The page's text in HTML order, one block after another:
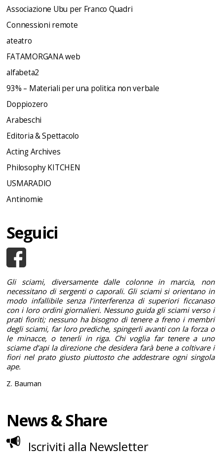
Associazione Ubu per Franco Quadri
Connessioni remote
ateatro
FATAMORGANA web
alfabeta2
93% – Materiali per una politica non verbale
Doppiozero
Arabeschi
Editoria & Spettacolo
Acting Archives
Philosophy KITCHEN
USMARADIO
Antinomie
Seguici
Gli sciami, diversamente dalle colonne in marcia, non
necessitano di sergenti o caporali. Gli sciami si orientano in
modo infallibile senza l’interferenza di superiori ficcanaso
con i loro ordini giornalieri. Nessuno guida gli sciami verso i
prati fioriti; nessuno ha bisogno di tenere a freno i membri
degli sciami, far loro prediche, spingerli avanti con la forza o
le minacce, o tenerli in riga. Chi voglia far tenere a uno
sciame d’api la direzione che desidera farà bene a coltivare i
fiori nel prato giusto piuttosto che addestrare ogni singola
ape.
Z. Bauman
News & Share
Iscriviti alla Newsletter